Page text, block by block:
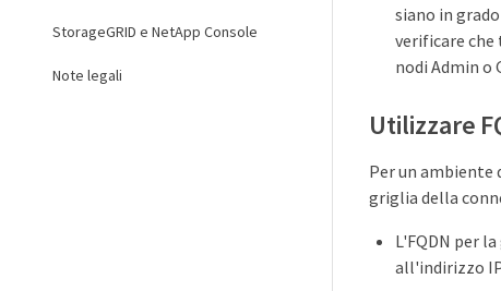
StorageGRID e NetApp Console
Note legali
siano in
verificare che
nodi Admin o
Utilizzare
Per un ambiente
griglia della
L'FQDN per
all'indirizzo